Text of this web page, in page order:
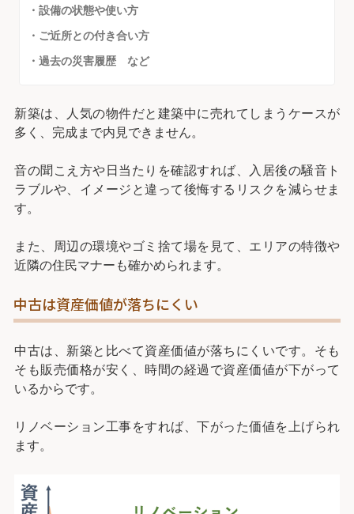
・設備の状態や使い方
・ご近所との付き合い方
・過去の災害履歴 など
新築は、人気の物件だと建築中に売れてしまうケースが
多く、完成まで内見できません。
音の聞こえ方や日当たりを確認すれば、入居後の騒音ト
ラブルや、イメージと違って後悔するリスクを減らせま
す。
また、周辺の環境やゴミ捨て場を見て、エリアの特徴や
近隣の住民マナーも確かめられます。
中古は資産価値が落ちにくい
中古は、新築と比べて資産価値が落ちにくいです。そも
そも販売価格が安く、時間の経過で資産価値が下がって
いるからです。
リノベーション工事をすれば、下がった価値を上げられ
ます。